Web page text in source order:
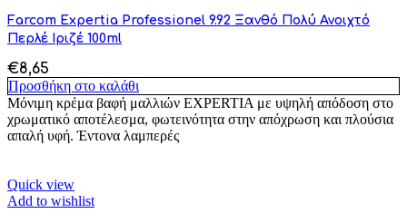
Farcom Expertia Professionel 9.92 Ξανθό Πολύ Ανοιχτό
Περλέ Ιριζέ 100ml
€8,65
Προσθήκη στο καλάθι
Μόνιμη κρέμα βαφή μαλλιών EXPERTIA με υψηλή απόδοση στο
χρωματικό αποτέλεσμα, φωτεινότητα στην απόχρωση και πλούσια
απαλή υφή. Έντονα λαμπερές
Quick view
Add to wishlist